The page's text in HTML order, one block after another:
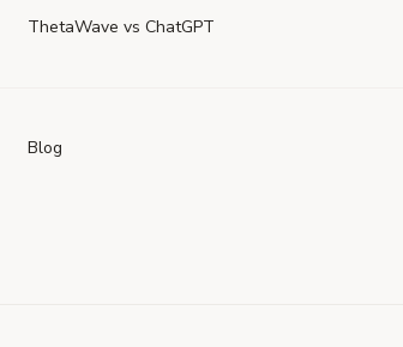
ThetaWave vs ChatGPT
Blog